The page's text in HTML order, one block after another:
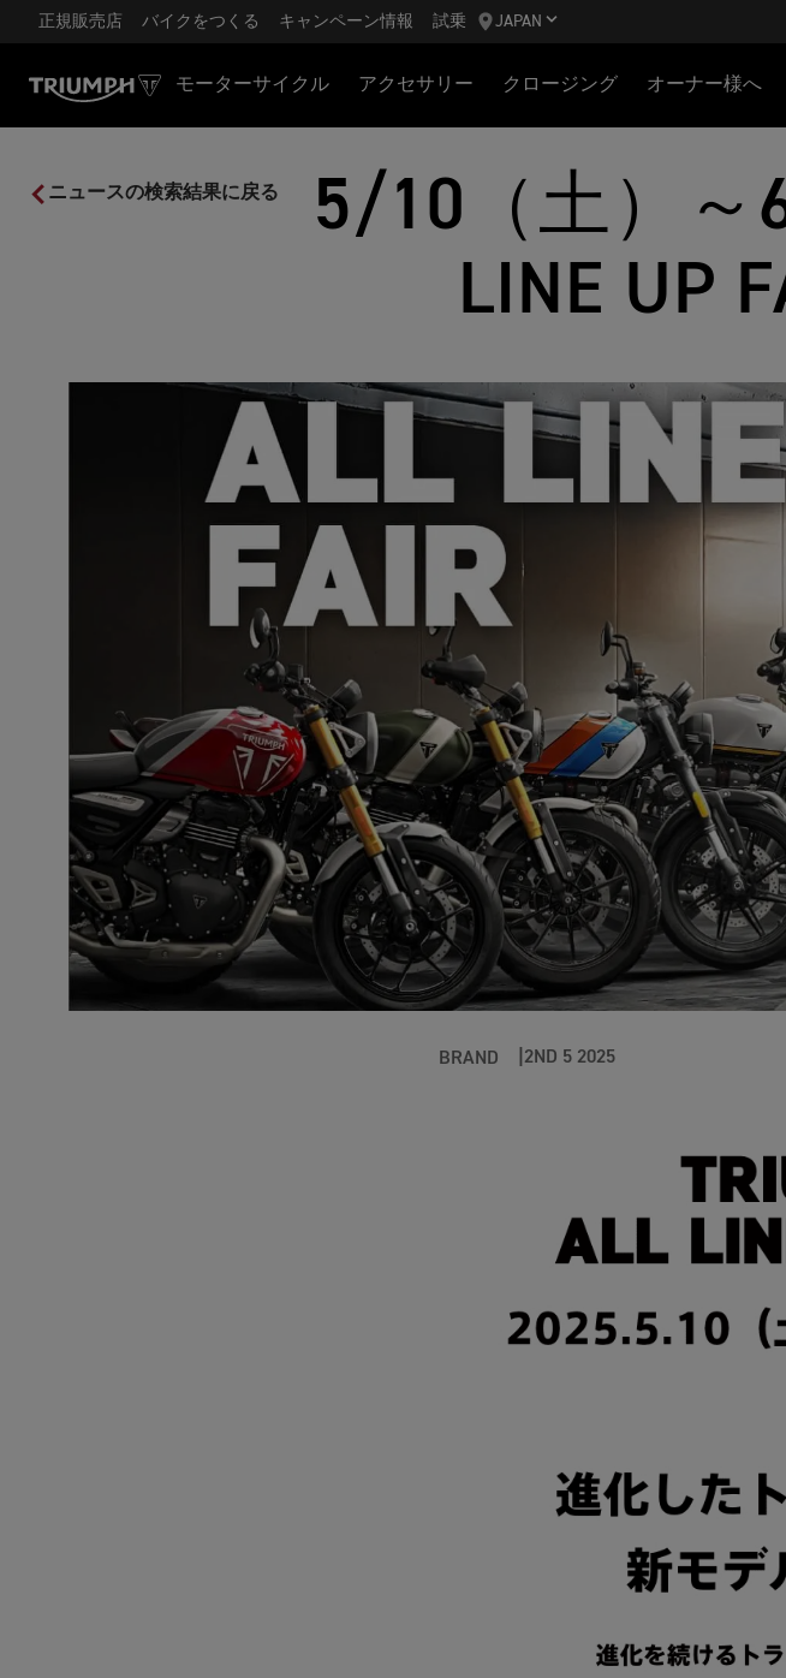
正規販売店 バイクをつくる キャンペーン情報 試乗 JAPAN
モーターサイクル アクセサリー クロージング オーナー様へ
ニュースの検索結果に戻る
5/10（土）～
LINE UP
BRAND 2ND 5 2025